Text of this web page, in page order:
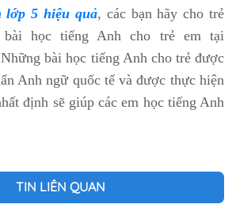
lớp 5 hiệu quả, các bạn hãy cho trẻ
bài học tiếng Anh cho trẻ em tại
bài học tiếng Anh cho trẻ được
Anh ngữ quốc tế và được thực hiện
định sẽ giúp các em học tiếng Anh
TIN LIÊN QUAN